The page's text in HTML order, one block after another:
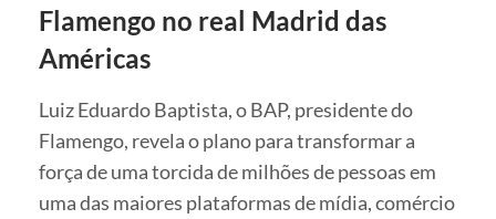
Flamengo no real Madrid das
Américas
Luiz Eduardo Baptista, o BAP, presidente do
Flamengo, revela o plano para transformar a
força de uma torcida de milhões de pessoas em
uma das maiores plataformas de mídia, comércio